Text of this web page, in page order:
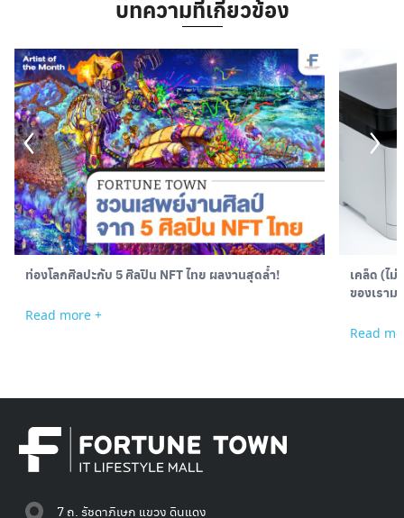
บทความที่เกี่ยวข้อง
ท่องโลกศิลปะกับ 5 ศิลปิน NFT ไทย ผลงานสุดล้ำ!
Read more +
เคล็ด (ไ
ของเรา
Read
7 ถ. รัชดาภิเษก แขวง ดินแดง